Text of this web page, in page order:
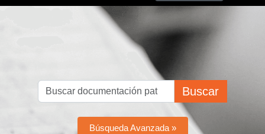
Buscar
Búsqueda Avanzada »